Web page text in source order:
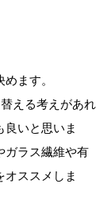
ます。
える考えがあれ
良いと思いま
ガラス繊維や有
オススメしま